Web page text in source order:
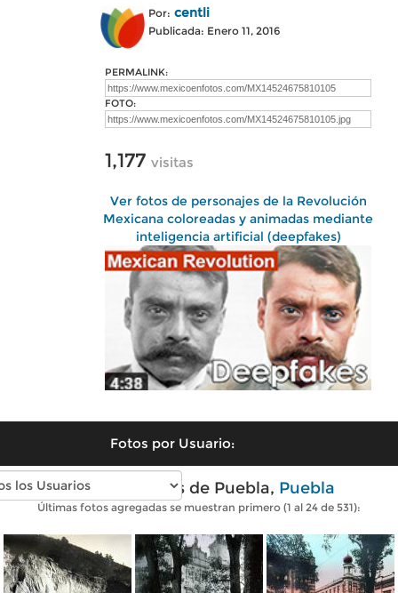
Por: centli
Publicada: Enero 11, 2016
PERMALINK:
FOTO:
1,177 visitas
Ver fotos de personajes de la Revolución
Mexicana coloreadas y animadas mediante
inteligencia artificial (deepfakes)
Fotos por Usuario:
Fotos antiguas de Puebla, Puebla
Últimas fotos agregadas se muestran primero (1 al 24 de 531):